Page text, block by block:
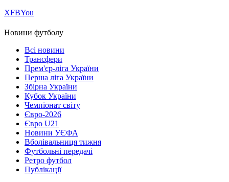
ХFBYou
Новини футболу
Всі новини
Трансфери
Прем'єр-ліга України
Перша ліга України
Збірна України
Кубок України
Чемпіонат світу
Євро-2026
Євро U21
Новини УЄФА
Вболівальниця тижня
Футбольні передачі
Ретро футбол
Публікації